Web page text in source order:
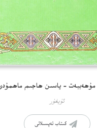
مۇھەببەت – ياسىن ھاجىم
ئۇيغۇر
كىتاب تەپسىلاتى